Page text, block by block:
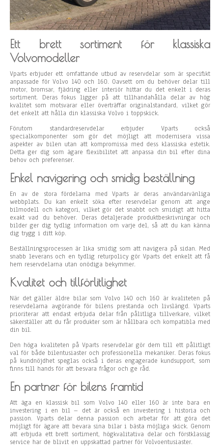
Ett brett sortiment för klassiska
Volvomodeller
Vparts erbjuder ett omfattande utbud av reservdelar som är specifikt
anpassade för Volvo 140 och 160. Oavsett om du behöver delar till
motor, bromsar, fjädring eller interiör hittar du det enkelt i deras
sortiment. Deras fokus ligger på att tillhandahålla delar av hög
kvalitet som motsvarar eller överträffar originalstandard, vilket gör
det enkelt att hålla din klassiska Volvo i toppskick.
Förutom standardreservdelar erbjuder Vparts också
specialkomponenter som gör det möjligt att modernisera vissa
aspekter av bilen utan att kompromissa med dess klassiska estetik.
Detta ger dig som ägare flexibilitet att anpassa din bil efter dina
behov och preferenser.
Enkel navigering och smidig beställning
En av de stora fördelarna med Vparts är deras användarvänliga
webbplats. Du kan enkelt söka efter reservdelar genom att ange
bilmodell och kategori, vilket gör det snabbt och smidigt att hitta
exakt vad du behöver. Deras detaljerade produktbeskrivningar och
bilder ger dig tydlig information om varje del, så att du kan känna
dig trygg i ditt köp.
Beställningsprocessen är lika smidig som att navigera på sidan. Med
snabb leverans och en tydlig returpolicy gör Vparts det enkelt att få
hem reservdelarna utan onödiga bekymmer.
Kvalitet och tillförlitlighet
När det gäller äldre bilar som Volvo 140 och 160 är kvaliteten på
reservdelarna avgörande för bilens prestanda och livslängd. Vparts
prioriterar att endast erbjuda delar från pålitliga tillverkare, vilket
säkerställer att du får produkter som är hållbara och kompatibla med
din bil.
Den höga kvaliteten på Vparts reservdelar gör dem till ett pålitligt
val för både bilentusiaster och professionella mekaniker. Deras fokus
på kundnöjdhet speglas också i deras engagerade kundsupport, som
finns till hands för att besvara frågor och ge råd.
En partner för bilens framtid
Att äga en klassisk bil som Volvo 140 eller 160 är inte bara en
investering i en bil – det är också en investering i historia och
passion. Vparts delar denna passion och arbetar för att göra det
möjligt för ägare att bevara sina bilar i bästa möjliga skick. Genom
att erbjuda ett brett sortiment, högkvalitativa delar och förstklassig
service har de blivit en uppskattad partner för Volvoentusiaster.